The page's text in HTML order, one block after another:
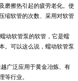
磨擦热引起的疲劳老化。使
缩软管的次数、采用对软管
蠕动软管泵的软管，它是蠕
。可以这么说， 蠕动软管泵
越广泛应用于黄金冶炼、有
等行业。